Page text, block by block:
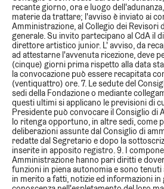
recante giorno, ora e luogo
materie da trattare; l'avviso è inviato ai
Amministrazione, al Collegio dei Revisori
generale. Su invito partecipano al CdA il
direttore artistico junior. L' avviso, da
ad attestarne l'avvenuta ricezione, deve
(cinque) giorni prima rispetto alla data
la convocazione può essere recapitata
(ventiquattro) ore. 7. Le sedute del
sedi della Fondazione o mediante
questi ultimi si applicano le previsioni di
Presidente può convocare il Consiglio di
lo ritenga opportuno, in altre sedi, come
deliberazioni assunte dal Consiglio di
redatte dal Segretario e dopo la
inserite in apposito registro. 9. I
Amministrazione hanno pari diritti e
funzioni in piena autonomia e sono
in merito a fatti, notizie ed informazioni in